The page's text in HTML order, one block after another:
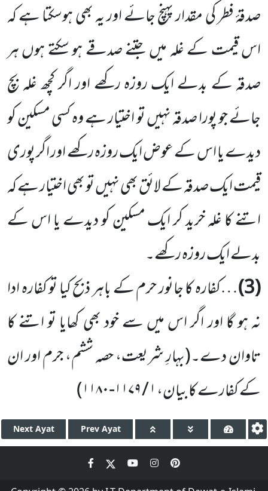
صدقۂ فطر کی مقدار پہنچ جائے اور یہ بھی ہوسکتا ہے کہ
اس قیمت کے غلہ میں جتنے صدقے ہو سکتے ہوں ہر
صدقہ کے بدلے ایک روزہ رکھے اور اگر کچھ غلہ بچ
جائے جو پورا صدقہ نہیں تو اختیار ہے وہ کسی مسکین کو
دیدے یا اس کے عوض ایک روزہ رکھے اور اگر پوری
قیمت ایک صدقہ کے لائق بھی نہیں تو بھی اختیار ہے کہ
اتنے کا غلہ خرید کر ایک مسکین کو دیدے یا اس کے
بدلے ایک روزہ رکھے۔
(3) …کفارہ کا جانور حرم کے باہر ذبح کیا تو کفارہ ادا
نہ ہو گا اور اگر اس میں سے خود بھی کھایا تو اتنے کا
تاوان دے۔(بہارِ شریعت، حصہ ششم، جرم اور ان
کے کفارے کا بیان،۱ / ۱۱۷۹-۱۱۸۰ )
Next Ayat Prev Ayat